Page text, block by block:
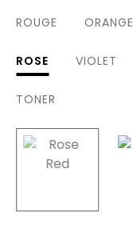
ROUGE ORANGE
ROSE VIOLET
TONER
selected